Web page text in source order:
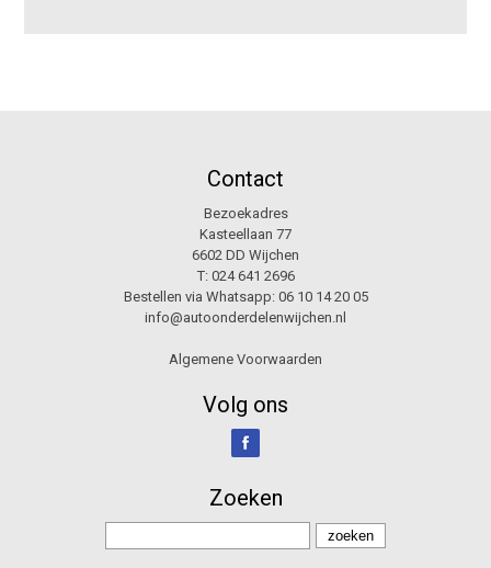
Contact
Bezoekadres
Kasteellaan 77
6602 DD Wijchen
T: 024 641 2696
Bestellen via Whatsapp: 06 10 14 20 05
info@autoonderdelenwijchen.nl
Algemene Voorwaarden
Volg ons
Zoeken